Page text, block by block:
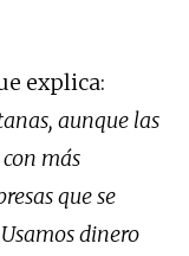
explica:
aunque las
más
que se
dinero